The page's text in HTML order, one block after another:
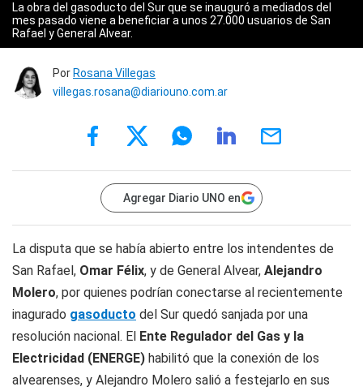
La obra del gasoducto del Sur que se inauguró a mediados del
mes pasado viene a beneficiar a unos 27.000 usuarios de San
Rafael y General Alvear.
Por Rosana Villegas
villegas.rosana@diariouno.com.ar
Agregar Diario UNO en
La disputa que se había abierto entre los intendentes de
San Rafael, Omar Félix, y de General Alvear, Alejandro
Molero, por quienes podrían conectarse al recientemente
inagurado gasoducto del Sur quedó sanjada por una
resolución nacional. El Ente Regulador del Gas y la
Electricidad (ENERGE) habilitó que la conexión de los
alvearenses, y Alejandro Molero salió a festejarlo en sus